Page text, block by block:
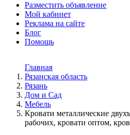
Разместить объявление
Мой кабинет
Реклама на сайте
Блог
Помощь
Главная
Рязанская область
Рязань
Дом и Cад
Мебель
Кровати металлические
рабочих, кровати оптом,